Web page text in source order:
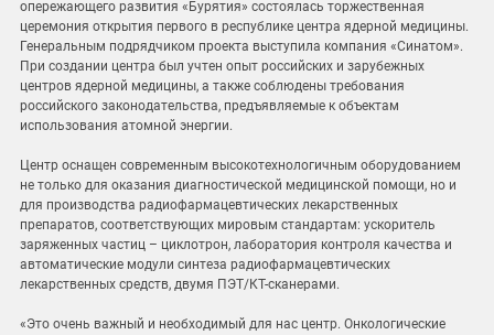
опережающего развития «Бурятия» состоялась торжественная
церемония открытия первого в республике центра ядерной медицины.
Генеральным подрядчиком проекта выступила компания «Синатом».
При создании центра был учтен опыт российских и зарубежных
центров ядерной медицины, а также соблюдены требования
российского законодательства, предъявляемые к объектам
использования атомной энергии.
Центр оснащен современным высокотехнологичным оборудованием
не только для оказания диагностической медицинской помощи, но и
для производства радиофармацевтических лекарственных
препаратов, соответствующих мировым стандартам: ускоритель
заряженных частиц – циклотрон, лаборатория контроля качества и
автоматические модули синтеза радиофармацевтических
лекарственных средств, двумя ПЭТ/КТ-сканерами.
«Это очень важный и необходимый для нас центр. Онкологические